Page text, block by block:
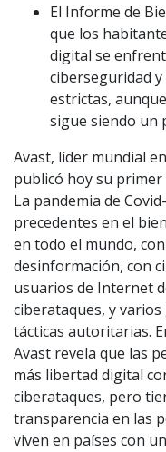
El Informe de
que los
digital se
ciberseguridad
estrictas,
sigue siendo un
Avast, líder mundial
publicó hoy su
La pandemia de
precedentes en el
en todo el mundo,
desinformación, con
usuarios de Internet
ciberataques, y
tácticas autoritarias.
Avast revela que las
más libertad digital
ciberataques, pero
transparencia en las
viven en países con